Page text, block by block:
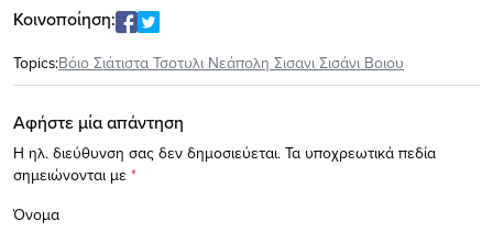
Κοινοποίηση:
Topics:Βόιο Σιάτιστα Τσοτυλι Νεάπολη Σισανι Σισάνι Βοιου
Αφήστε μία απάντηση
Η ηλ. διεύθυνση σας δεν δημοσιεύεται. Τα υποχρεωτικά πεδία
σημειώνονται με *
Όνομα